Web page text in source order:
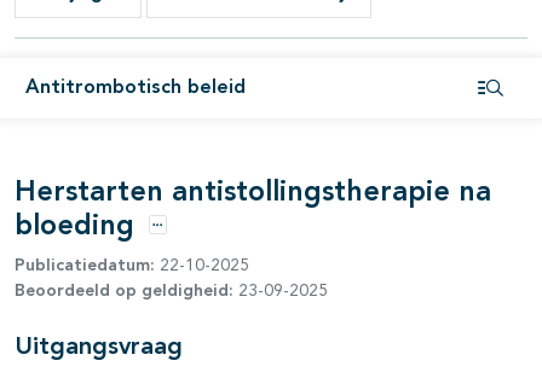
Antitrombotisch beleid
open- en dichtklappen
open- en dichtklappen
open- en dichtklappen
open- en dichtklappen
Herstarten antistollingstherapie na
bloeding
Opties
Publicatiedatum: 22-10-2025
Beoordeeld op geldigheid: 23-09-2025
Uitgangsvraag